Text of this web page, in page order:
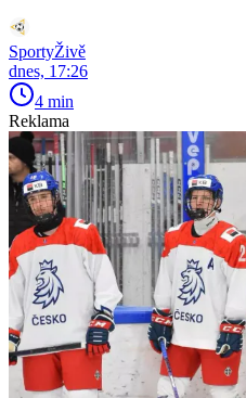
SportyŽivě
dnes, 17:26
4 min
Reklama